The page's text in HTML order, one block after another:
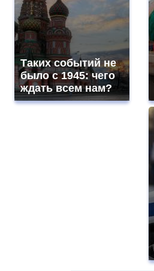
Таких событий не
было с 1945: чего
ждать всем нам?